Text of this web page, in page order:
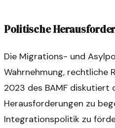
Politische
Die Migrations- und
Wahrnehmung, rechtliche
2023 des BAMF diskutiert
Herausforderungen zu
Integrationspolitik zu